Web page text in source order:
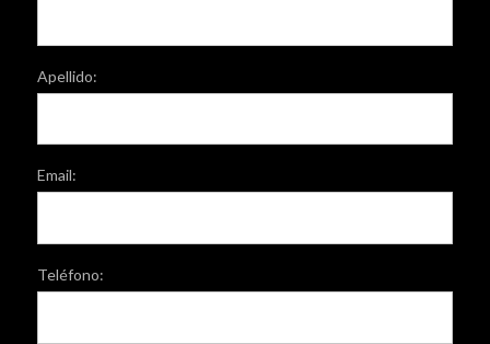
Apellido:
Email:
Teléfono: